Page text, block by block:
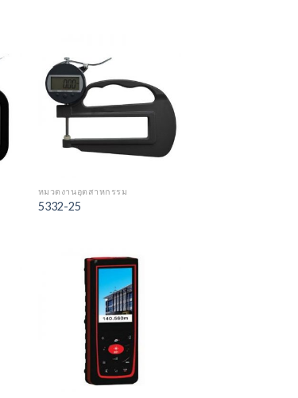
Wishlist
หมวดงานอุตสาหกรรม
5332-25